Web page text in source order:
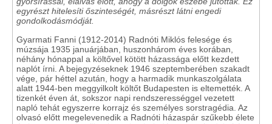
egyrészt hitelesíti őszinteségét, másrészt látni engedi
gondolkodásmódját.
Gyarmati Fanni (1912-2014) Radnóti Miklós felesége és
múzsája 1935 januárjában, huszonhárom éves korában,
néhány hónappal a költővel kötött házassága előtt kezdett
naplót írni. A bejegyzéseknek 1946 szeptemberében szakadt
vége, pár héttel azután, hogy a harmadik munkaszolgálata
alatt 1944-ben meggyilkolt költőt Budapesten is eltemették. A
tizenkét éven át, sokszor napi rendszerességgel vezetett
napló tehát egyszerre korrajz és személyes sorstragédia. Az
olvasó előtt megelevenedik a Radnóti házaspár szűkebb élete